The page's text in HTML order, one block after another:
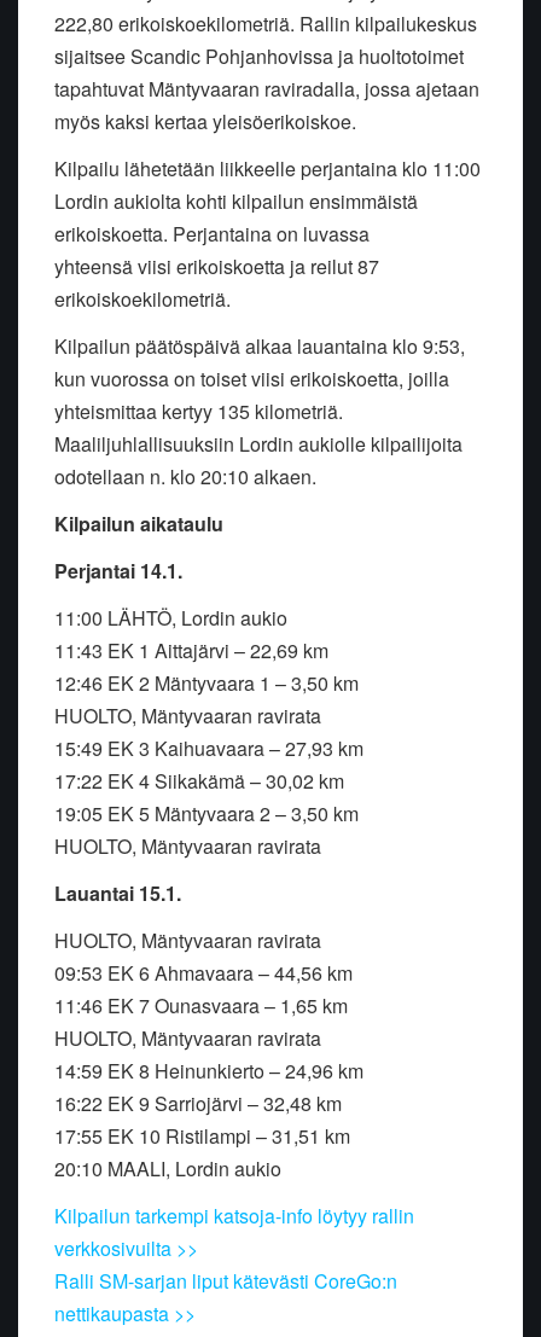
222,80 erikoiskoekilometriä. Rallin kilpailukeskus
sijaitsee Scandic Pohjanhovissa ja huoltotoimet
tapahtuvat Mäntyvaaran raviradalla, jossa ajetaan
myös kaksi kertaa yleisöerikoiskoe.
Kilpailu lähetetään liikkeelle perjantaina klo 11:00
Lordin aukiolta kohti kilpailun ensimmäistä
erikoiskoetta. Perjantaina on luvassa
yhteensä viisi erikoiskoetta ja reilut 87
erikoiskoekilometriä.
Kilpailun päätöspäivä alkaa lauantaina klo 9:53,
kun vuorossa on toiset viisi erikoiskoetta, joilla
yhteismittaa kertyy 135 kilometriä.
Maaliljuhlallisuuksiin Lordin aukiolle kilpailijoita
odotellaan n. klo 20:10 alkaen.
Kilpailun aikataulu
Perjantai 14.1.
11:00 LÄHTÖ, Lordin aukio
11:43 EK 1 Aittajärvi – 22,69 km
12:46 EK 2 Mäntyvaara 1 – 3,50 km
HUOLTO, Mäntyvaaran ravirata
15:49 EK 3 Kaihuavaara – 27,93 km
17:22 EK 4 Siikakämä – 30,02 km
19:05 EK 5 Mäntyvaara 2 – 3,50 km
HUOLTO, Mäntyvaaran ravirata
Lauantai 15.1.
HUOLTO, Mäntyvaaran ravirata
09:53 EK 6 Ahmavaara – 44,56 km
11:46 EK 7 Ounasvaara – 1,65 km
HUOLTO, Mäntyvaaran ravirata
14:59 EK 8 Heinunkierto – 24,96 km
16:22 EK 9 Sarriojärvi – 32,48 km
17:55 EK 10 Ristilampi – 31,51 km
20:10 MAALI, Lordin aukio
Kilpailun tarkempi katsoja-info löytyy rallin
verkkosivuilta >>
Ralli SM-sarjan liput kätevästi CoreGo:n
nettikaupasta >>